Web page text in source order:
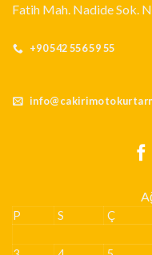
Fatih Mah. Nadide Sok.
+90 542 556 59 55
P S Ç